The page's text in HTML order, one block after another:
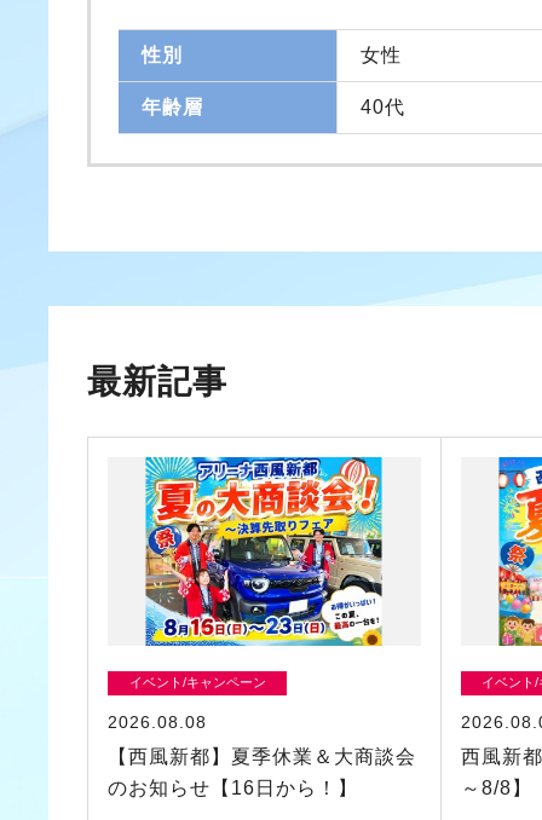
性別 女性
年齢層 40代
最新記事
イベント/キャンペーン
2026.08.08
【西風新都】夏季休業＆大商談会
のお知らせ【16日から！】
イベント
西風新
～8/8】